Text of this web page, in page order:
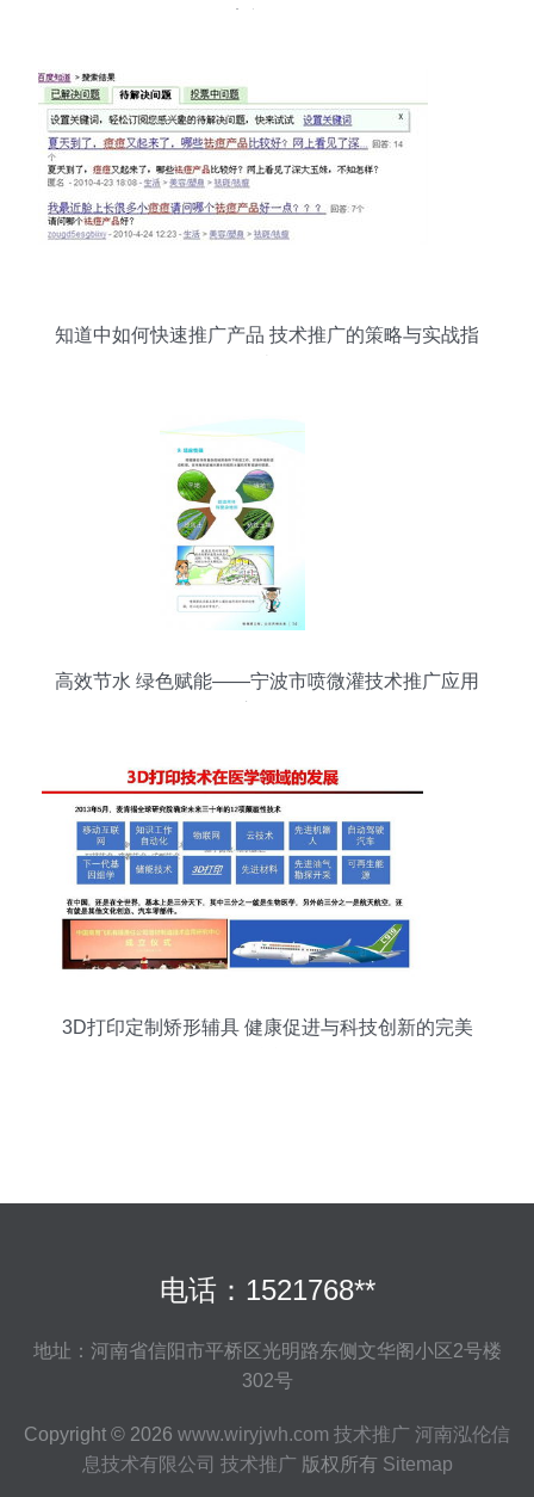
知道中如何快速推广产品 技术推广的策略与实战指
高效节水 绿色赋能——宁波市喷微灌技术推广应用
3D打印定制矫形辅具 健康促进与科技创新的完美
电话：1521768**
地址：河南省信阳市平桥区光明路东侧文华阁小区2号楼
302号
Copyright © 2026 www.wiryjwh.com 技术推广 河南泓伦信
息技术有限公司 技术推广 版权所有 Sitemap